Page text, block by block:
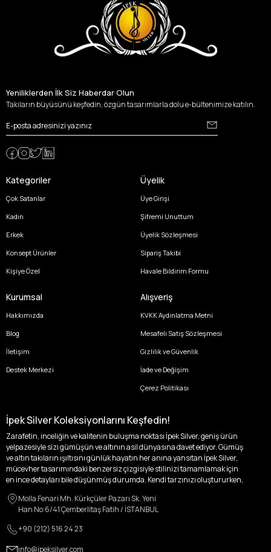
Yeniliklerden İlk Siz Haberdar Olun
Takıların büyüsünü keşfedin, özgün tasarımlarla dolu e-bültenimize katılın.
Kategoriler
Çok Satanlar
Kadın
Erkek
Konsept Ürünler
Kişiye Özel
Üyelik
Üye Girişi
Şifremi Unuttum
Üyelik Sözleşmesi
Sipariş Takibi
Havale Bildirim Formu
Kurumsal
Hakkımızda
Blog
İletişim
Destek Merkezi
Alışveriş
KVKK Aydınlatma Metni
Mesafeli Satış Sözleşmesi
Gizlilik ve Güvenlik
İade ve Değişim
Çerez Politikası
İpek Silver Koleksiyonlarını Keşfedin!
Zarafetin, inceliğin ve kalitenin buluşma noktası İpek Silver, geniş ürün
yelpazesiyle sizi gümüşün ve altının asil dünyasına davet ediyor. Gümüş
ve altın takıların ışıltısını günlük hayatın her anına yansıtan İpek Silver,
mücevher tasarımındaki benzersiz çizgisiyle stilinizi tamamlamak için
en ince detayları bile düşünmüş durumda. Kendi tarzınızı oluştururken,
özgünlüğünüzü ön plana çıkaracak tasarımlarımızla tanışın.
İpek Silver’da her bir parça, sizin benzersiz hikayenizi anlatıyor. İster
kendinizi ifade etmek için özel bir parça arayışında olun, ister
sevdiklerinize unutulmaz bir hediye vermek isteyin, her zevke ve her anı
Molla Fenari Mh. Kürkçüler Pazarı Sk. Yeni
Han No:6/41 Çemberlitaş Fatih / İSTANBUL
+90 (212) 516 24 23
info@ipeksilver.com